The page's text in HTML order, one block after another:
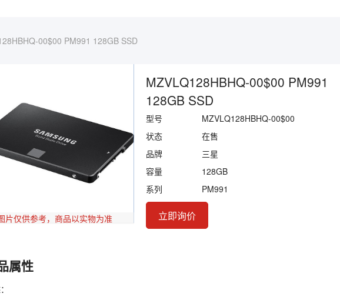
00$00 PM991 128GB SSD
片仅供参考，商品以实物为准
MZVLQ128HBHQ-00$00 PM991
128GB SSD
型号
MZVLQ128HBHQ-00$00
状态
在售
品牌
三星
容量
128GB
系列
PM991
立即询价
属性